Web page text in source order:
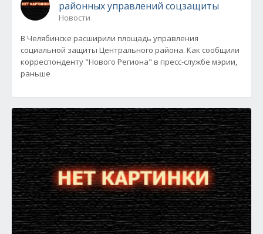
районных управлений соцзащиты
Новости
В Челябинске расширили площадь управления
социальной защиты Центрального района. Как сообщили
корреспонденту "Нового Региона" в пресс-службе мэрии,
раньше